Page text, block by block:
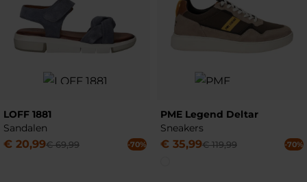
LOFF 1881
Sandalen
€ 20,99€ 69,99 -70%
PME Legend Deltar
Sneakers
€ 35,99€ 119,99 -70%